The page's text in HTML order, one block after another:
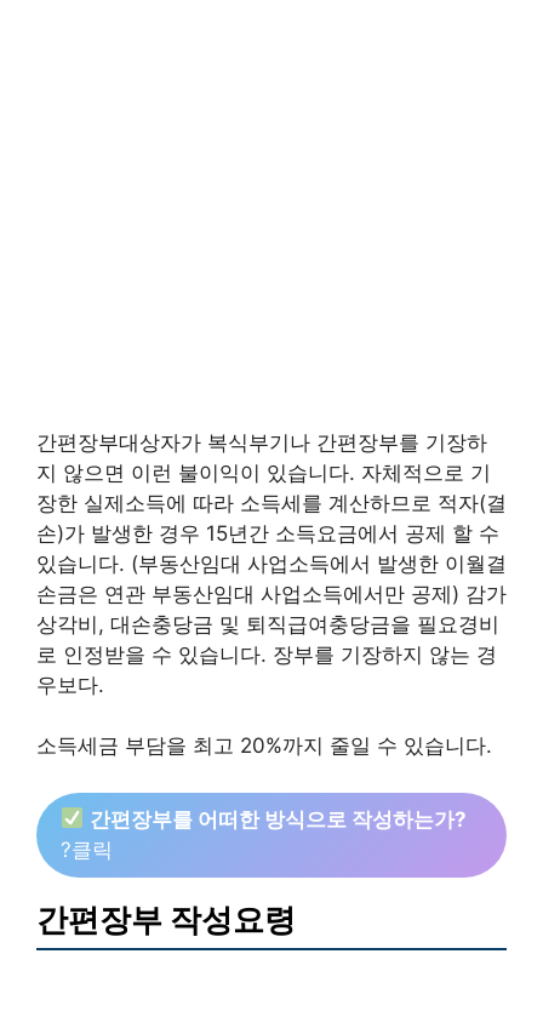
간편장부대상자가 복식부기나 간편장부를 기장하
지 않으면 이런 불이익이 있습니다. 자체적으로 기
장한 실제소득에 따라 소득세를 계산하므로 적자(결
손)가 발생한 경우 15년간 소득요금에서 공제 할 수
있습니다. (부동산임대 사업소득에서 발생한 이월결
손금은 연관 부동산임대 사업소득에서만 공제) 감가
상각비, 대손충당금 및 퇴직급여충당금을 필요경비
로 인정받을 수 있습니다. 장부를 기장하지 않는 경
우보다.
소득세금 부담을 최고 20%까지 줄일 수 있습니다.
간편장부를 어떠한 방식으로 작성하는가?
?클릭
간편장부 작성요령